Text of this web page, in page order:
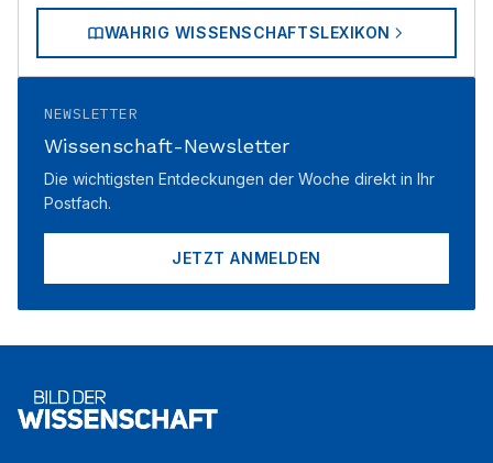
WAHRIG WISSENSCHAFTSLEXIKON
NEWSLETTER
Wissenschaft-Newsletter
Die wichtigsten Entdeckungen der Woche direkt in Ihr
Postfach.
JETZT ANMELDEN